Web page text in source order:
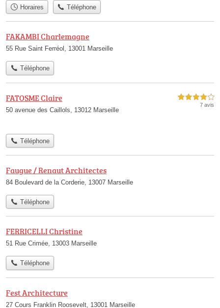
Horaires Téléphone
FAKAMBI Charlemagne
55 Rue Saint Ferréol, 13001 Marseille
Téléphone
FATOSME Claire
50 avenue des Caillols, 13012 Marseille
4,0 étoiles sur 5
7 avis
Téléphone
Faugue / Renaut Architectes
84 Boulevard de la Corderie, 13007 Marseille
Téléphone
FERRICELLI Christine
51 Rue Crimée, 13003 Marseille
Téléphone
Fest Architecture
27 Cours Franklin Roosevelt, 13001 Marseille